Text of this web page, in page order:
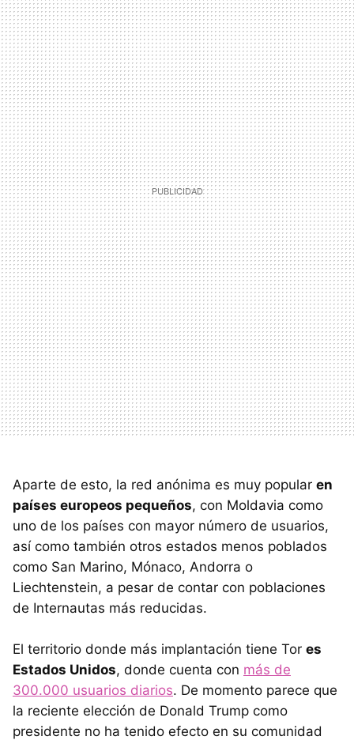
Aparte de esto, la red anónima es muy popular en
países europeos pequeños, con Moldavia como
uno de los países con mayor número de usuarios,
así como también otros estados menos poblados
como San Marino, Mónaco, Andorra o
Liechtenstein, a pesar de contar con poblaciones
de Internautas más reducidas.
El territorio donde más implantación tiene Tor es
Estados Unidos, donde cuenta con más de
300.000 usuarios diarios. De momento parece que
la reciente elección de Donald Trump como
presidente no ha tenido efecto en su comunidad